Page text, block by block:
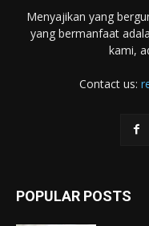
Menyajikan yang
yang bermanfaat
kami,
Contact us:
POPULAR POSTS